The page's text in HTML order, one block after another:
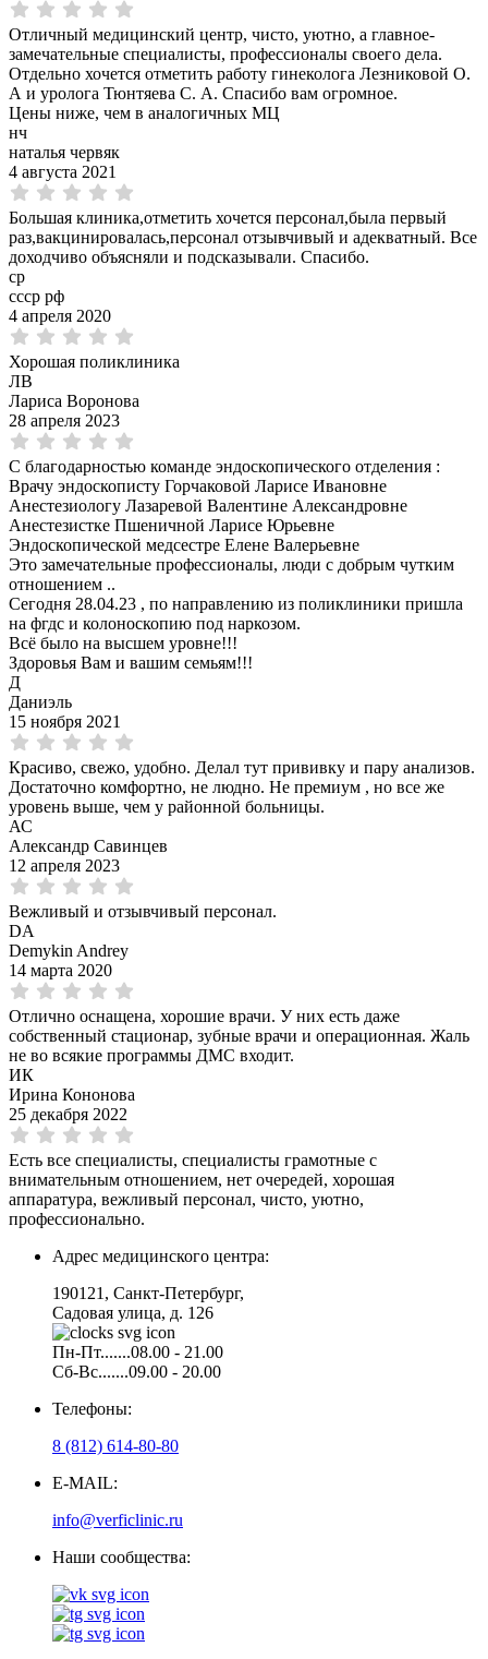
Отличный медицинский центр, чисто, уютно, а главное-
замечательные специалисты, профессионалы своего дела.
Отдельно хочется отметить работу гинеколога Лезниковой О.
А и уролога Тюнтяева С. А. Спасибо вам огромное.
Цены ниже, чем в аналогичных МЦ
нч
наталья червяк
4 августа 2021
Большая клиника,отметить хочется персонал,была первый
раз,вакцинировалась,персонал отзывчивый и адекватный. Все
доходчиво объясняли и подсказывали. Спасибо.
ср
ссср рф
4 апреля 2020
Хорошая поликлиника
ЛВ
Лариса Воронова
28 апреля 2023
С благодарностью команде эндоскопического отделения :
Врачу эндоскописту Горчаковой Ларисе Ивановне
Анестезиологу Лазаревой Валентине Александровне
Анестезистке Пшеничной Ларисе Юрьевне
Эндоскопической медсестре Елене Валерьевне
Это замечательные профессионалы, люди с добрым чутким
отношением ..
Сегодня 28.04.23 , по направлению из поликлиники пришла
на фгдс и колоноскопию под наркозом.
Всё было на высшем уровне!!!
Здоровья Вам и вашим семьям!!!
Д
Даниэль
15 ноября 2021
Красиво, свежо, удобно. Делал тут прививку и пару анализов.
Достаточно комфортно, не людно. Не премиум , но все же
уровень выше, чем у районной больницы.
АС
Александр Савинцев
12 апреля 2023
Вежливый и отзывчивый персонал.
DA
Demykin Andrey
14 марта 2020
Отлично оснащена, хорошие врачи. У них есть даже
собственный стационар, зубные врачи и операционная. Жаль
не во всякие программы ДМС входит.
ИК
Ирина Кононова
25 декабря 2022
Есть все специалисты, специалисты грамотные с
внимательным отношением, нет очередей, хорошая
аппаратура, вежливый персонал, чисто, уютно,
профессионально.
Адрес медицинского центра:
190121, Санкт-Петербург,
Садовая улица, д. 126
Пн-Пт.......08.00 - 21.00
Сб-Вс.......09.00 - 20.00
Телефоны:
8 (812) 614-80-80
E-MAIL:
info@verficlinic.ru
Наши сообщества: